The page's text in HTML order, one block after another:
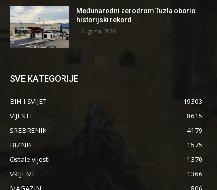
Međunarodni aerodrom Tuzla oborio
historijski rekord
1 Augusta, 2026
SVE KATEGORIJE
BIH I SVIJET
19303
VIJESTI
8615
SREBRENIK
4179
BIZNIS
1575
Ostale vijesti
1370
VRIJEME
1366